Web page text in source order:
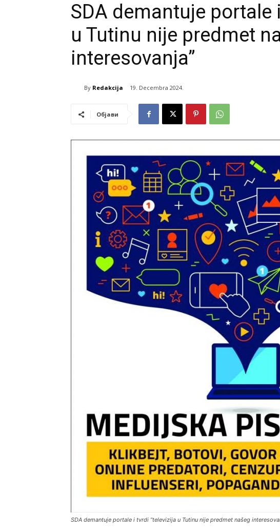
SDA demantuje portale
u Tutinu nije predmet
interesovanja”
By Redakcija 19. Decembra 2024.
Објави
SDA demantuje portale i tvrdi ”televizija u Tutinu nije predmet našeg